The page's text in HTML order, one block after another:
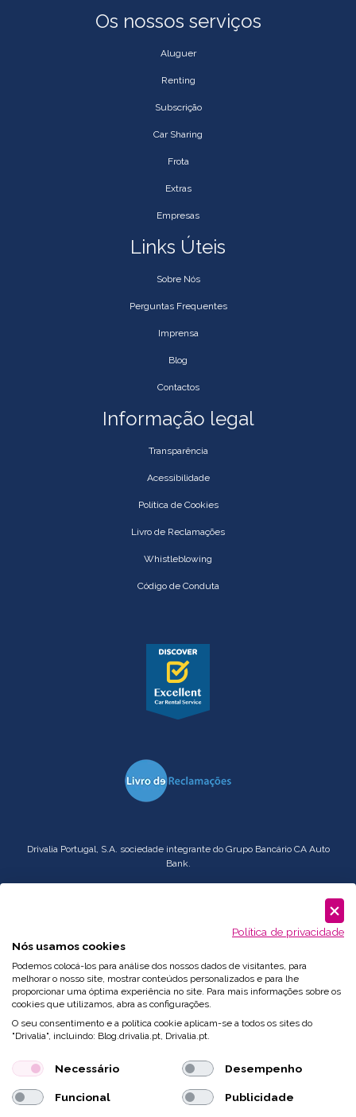
Os nossos serviços
Aluguer
Renting
Subscrição
Car Sharing
Frota
Extras
Empresas
Links Úteis
Sobre Nós
Perguntas Frequentes
Imprensa
Blog
Contactos
Informação legal
Transparência
Acessibilidade
Política de Cookies
Livro de Reclamações
Whistleblowing
Código de Conduta
Drivalia Portugal, S.A. sociedade integrante do Grupo Bancário CA Auto
Bank.
Política de privacidade
Nós usamos cookies
Podemos colocá-los para análise dos nossos dados de visitantes, para
melhorar o nosso site, mostrar conteúdos personalizados e para lhe
proporcionar uma óptima experiência no site. Para mais informações sobre os
cookies que utilizamos, abra as configurações.
O seu consentimento e a política cookie aplicam-se a todos os sites do
"Drivalia", incluindo: Blog.drivalia.pt, Drivalia.pt.
Necessário Desempenho
Funcional Publicidade